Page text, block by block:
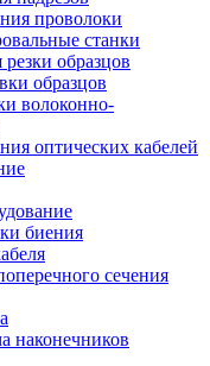
проволоки
станки
образцов
образцов
волоконно-
оптических кабелей
биения
сечения
наконечников